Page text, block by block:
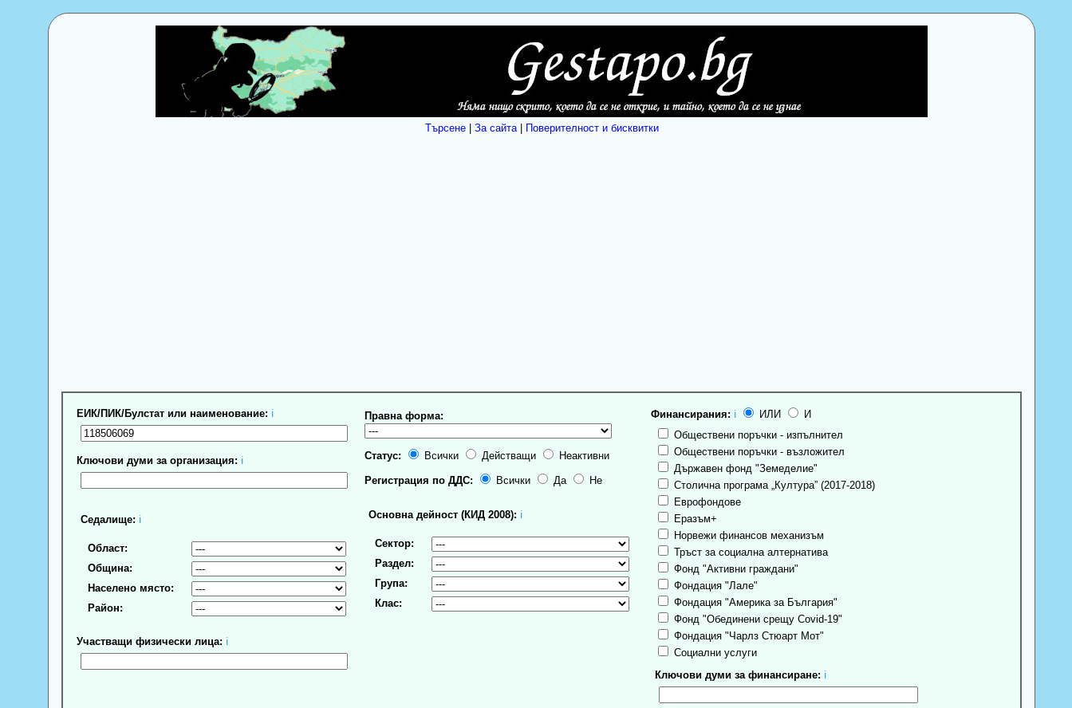
Търсене| За сайта| Поверителност и бисквитки
ЕИК/ПИК/Булстат или наименование: ℹ
Ключови думи за организация: ℹ
Седалище: ℹ
Област:
Община:
Населено място:
Район:
Участващи физически лица: ℹ
Правна форма:
Статус: Всички Действащи Неактивни
Регистрация по ДДС: Всички Да Не
Основна дейност (КИД 2008): ℹ
Сектор:
Раздел:
Група:
Клас:
Финансирания: ℹ ИЛИ
И
Обществени поръчки - изпълнител
Обществени поръчки - възложител
Държавен фонд "Земеделие"
Столична програма „Култура” (2017-2018)
Еврофондове
Еразъм+
Норвежи финансов механизъм
Тръст за социална алтернатива
Фонд "Активни граждани"
Фондация "Лале"
Фондация "Америка за България"
Фонд "Обединени срещу Covid-19"
Фондация "Чарлз Стюарт Мот"
Социални услуги
Ключови думи за финансиране: ℹ